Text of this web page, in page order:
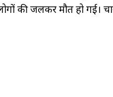
की जलकर मौत हो गई।